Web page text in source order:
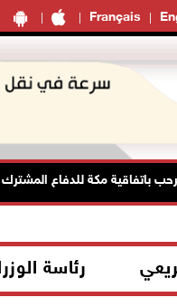
Français
باتفاقية مكة للدفاع المشترك
رئاسة